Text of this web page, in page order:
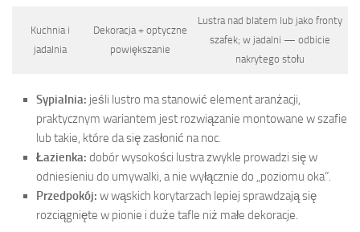
Kuchnia i
jadalnia
Dekoracja + optyczne
powiększanie
Lustra nad blatem lub jako fronty
szafek; w jadalni — odbicie
nakrytego stołu
Sypialnia: jeśli lustro ma stanowić element aranżacji,
praktycznym wariantem jest rozwiązanie montowane w szafie
lub takie, które da się zasłonić na noc.
Łazienka: dobór wysokości lustra zwykle prowadzi się w
odniesieniu do umywalki, a nie wyłącznie do „poziomu oka”.
Przedpokój: w wąskich korytarzach lepiej sprawdzają się
rozciągnięte w pionie i duże tafle niż małe dekoracje.